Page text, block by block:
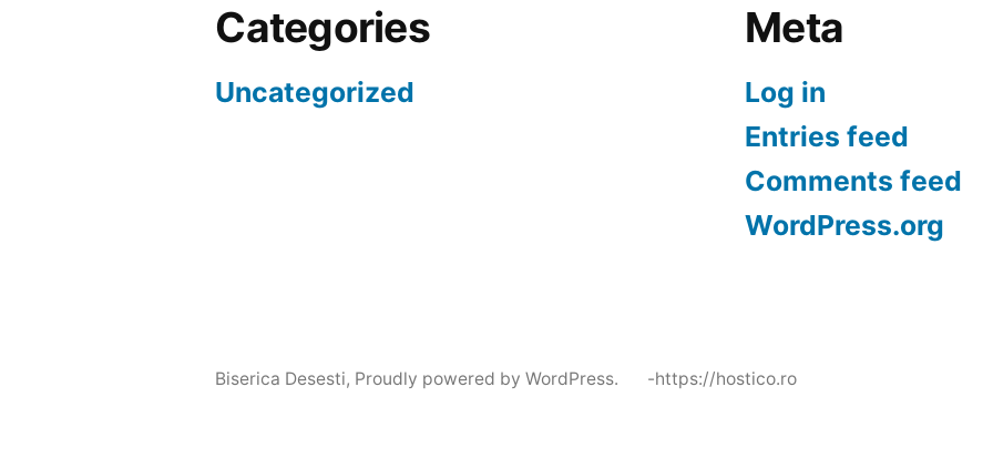
Categories
Uncategorized
Meta
Log in
Entries feed
Comments feed
WordPress.org
Biserica Desesti, Proudly powered by WordPress. -https://hostico.ro